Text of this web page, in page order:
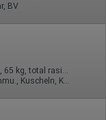
BV
32 Jahre, 75C, KF 36/38, 1.69m, 65 kg, total rasiert, westeuropäisch
ZK, 69, NSa, Franz b. Ihr, BV, Schmu., Kuscheln, Körperküs.